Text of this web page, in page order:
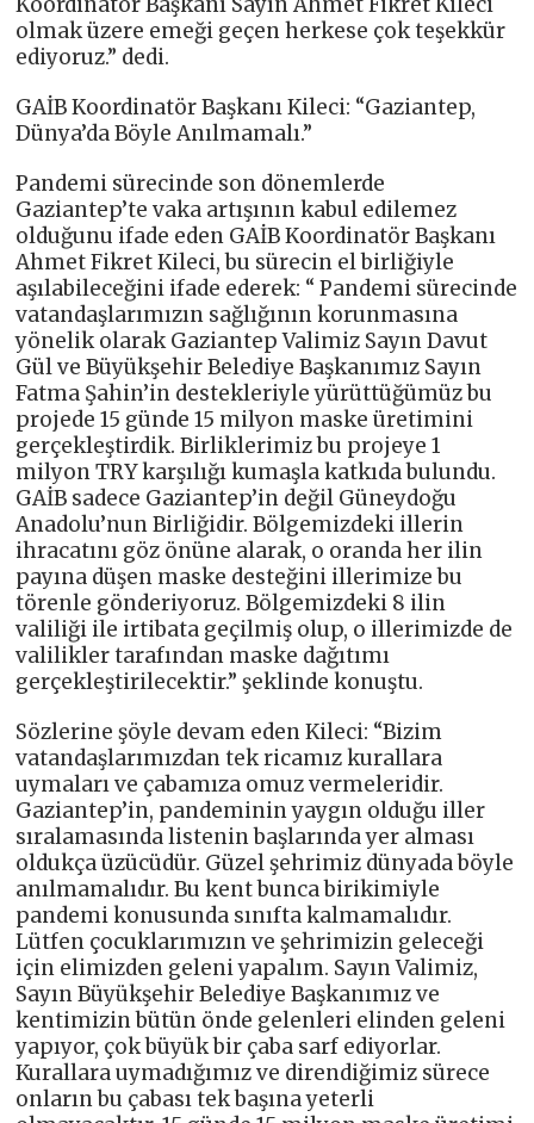
olmak üzere emeği geçen herkese çok teşekkür
ediyoruz.” dedi.
GAİB Koordinatör Başkanı Kileci: “Gaziantep,
Dünya’da Böyle Anılmamalı.”
Pandemi sürecinde son dönemlerde
Gaziantep’te vaka artışının kabul edilemez
olduğunu ifade eden GAİB Koordinatör Başkanı
Ahmet Fikret Kileci, bu sürecin el birliğiyle
aşılabileceğini ifade ederek: “ Pandemi sürecinde
vatandaşlarımızın sağlığının korunmasına
yönelik olarak Gaziantep Valimiz Sayın Davut
Gül ve Büyükşehir Belediye Başkanımız Sayın
Fatma Şahin’in destekleriyle yürüttüğümüz bu
projede 15 günde 15 milyon maske üretimini
gerçekleştirdik. Birliklerimiz bu projeye 1
milyon TRY karşılığı kumaşla katkıda bulundu.
GAİB sadece Gaziantep’in değil Güneydoğu
Anadolu’nun Birliğidir. Bölgemizdeki illerin
ihracatını göz önüne alarak, o oranda her ilin
payına düşen maske desteğini illerimize bu
törenle gönderiyoruz. Bölgemizdeki 8 ilin
valiliği ile irtibata geçilmiş olup, o illerimizde de
valilikler tarafından maske dağıtımı
gerçekleştirilecektir.” şeklinde konuştu.
Sözlerine şöyle devam eden Kileci: “Bizim
vatandaşlarımızdan tek ricamız kurallara
uymaları ve çabamıza omuz vermeleridir.
Gaziantep’in, pandeminin yaygın olduğu iller
sıralamasında listenin başlarında yer alması
oldukça üzücüdür. Güzel şehrimiz dünyada böyle
anılmamalıdır. Bu kent bunca birikimiyle
pandemi konusunda sınıfta kalmamalıdır.
Lütfen çocuklarımızın ve şehrimizin geleceği
için elimizden geleni yapalım. Sayın Valimiz,
Sayın Büyükşehir Belediye Başkanımız ve
kentimizin bütün önde gelenleri elinden geleni
yapıyor, çok büyük bir çaba sarf ediyorlar.
Kurallara uymadığımız ve direndiğimiz sürece
onların bu çabası tek başına yeterli